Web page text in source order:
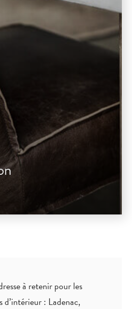
à retenir pour les
d’intérieur : Ladenac,